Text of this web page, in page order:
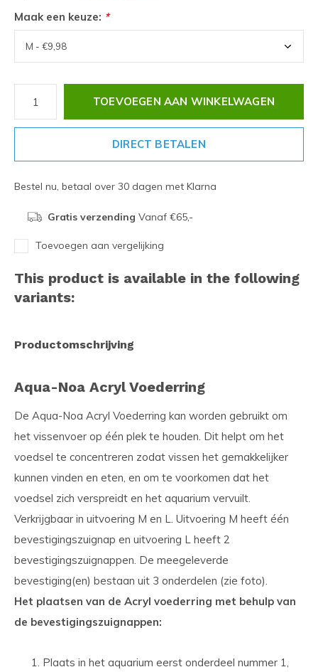
Maak een keuze: *
TOEVOEGEN AAN WINKELWAGEN
DIRECT BETALEN
Bestel nu, betaal over 30 dagen met Klarna
Gratis verzending Vanaf €65,-
Toevoegen aan vergelijking
This product is available in the following
variants:
Productomschrijving
Aqua-Noa Acryl Voederring
De Aqua-Noa Acryl Voederring kan worden gebruikt om
het vissenvoer op één plek te houden. Dit helpt om het
voedsel te concentreren zodat vissen het gemakkelijker
kunnen vinden en eten, en om te voorkomen dat het
voedsel zich verspreidt en het aquarium vervuilt.
Verkrijgbaar in uitvoering M en L. Uitvoering M heeft één
bevestigingszuignap en uitvoering L heeft 2
bevestigingszuignappen. De meegeleverde
bevestiging(en) bestaan uit 3 onderdelen (zie foto).
Het plaatsen van de Acryl voederring met behulp van
de bevestigingszuignappen:
Plaats in het aquarium eerst onderdeel nummer 1,